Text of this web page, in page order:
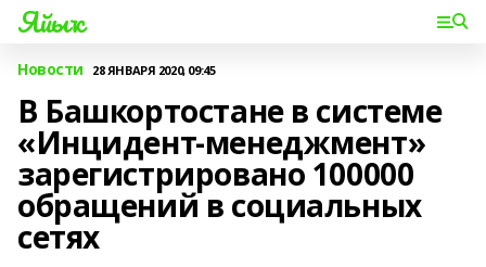
Яйыҡ
Новости 28 ЯНВАРЯ 2020, 09:45
В Башкортостане в системе
«Инцидент-менеджмент»
зарегистрировано 100000
обращений в социальных
сетях